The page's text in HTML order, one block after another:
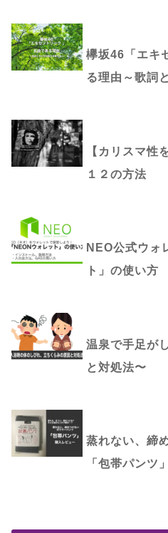
欅坂46「エキ
る理由～歌詞
【カリスマ性
１２の方法
NEO公式ウォ
ト」の使い方
温泉で手足が
と対処法〜
蒸れない、締
「包帯パンツ